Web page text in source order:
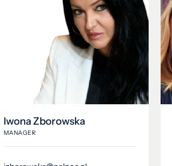
Iwona Zborowska
MANAGER